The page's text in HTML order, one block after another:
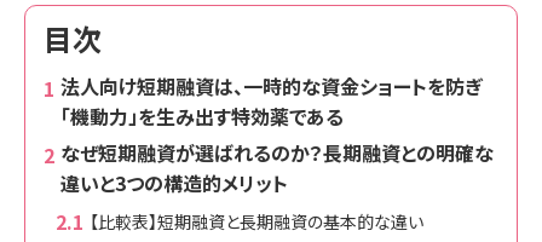
目次
法人向け短期融資は、一時的な資金ショートを防ぎ
「機動力」を生み出す特効薬である
なぜ短期融資が選ばれるのか？長期融資との明確な
違いと3つの構造的メリット
【比較表】短期融資と長期融資の基本的な違い